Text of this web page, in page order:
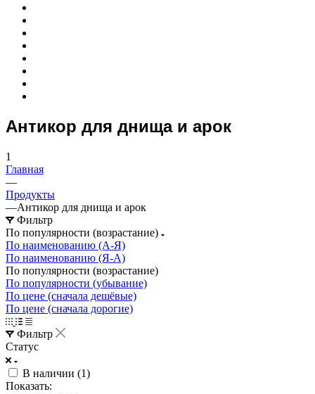
Антикор для днища и арок
1
Главная
—
Продукты
—Антикор для днища и арок
Фильтр
По популярности (возрастание)
По наименованию (А-Я)
По наименованию (Я-А)
По популярности (возрастание)
По популярности (убывание)
По цене (сначала дешёвые)
По цене (сначала дорогие)
Фильтр
Статус
В наличии (1)
Показать: